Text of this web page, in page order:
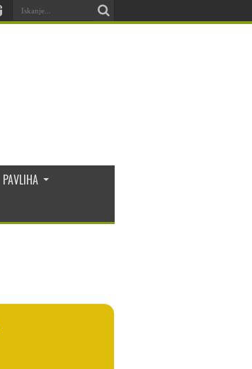
PAVLIHA